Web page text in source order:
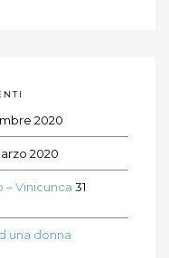
2020
2020
Vinicunca 31
una donna